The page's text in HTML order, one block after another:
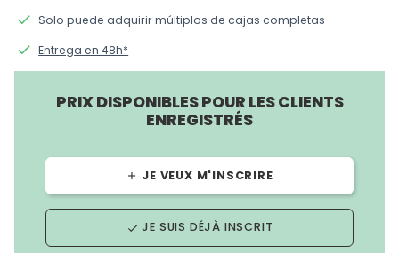
done Solo puede adquirir múltiplos de cajas completas
done Entrega en 48h*
PRIX DISPONIBLES POUR LES CLIENTS
ENREGISTRÉS
add JE VEUX M'INSCRIRE
done JE SUIS DÉJÀ INSCRIT